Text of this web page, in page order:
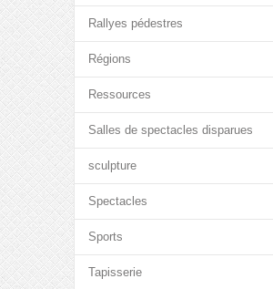
Rallyes pédestres
Régions
Ressources
Salles de spectacles disparues
sculpture
Spectacles
Sports
Tapisserie